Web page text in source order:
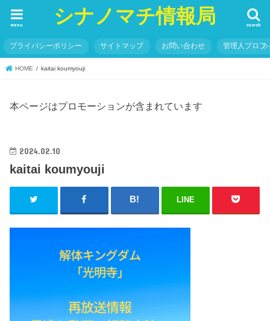
シナノマチ情報局 search
menu
プライバシーポリシー サイトマップ お問い合わせ 管理人プロフ
HOME kaitai koumyouji
本ページはプロモーションが含まれています
2024.02.10
kaitai koumyouji
LINE